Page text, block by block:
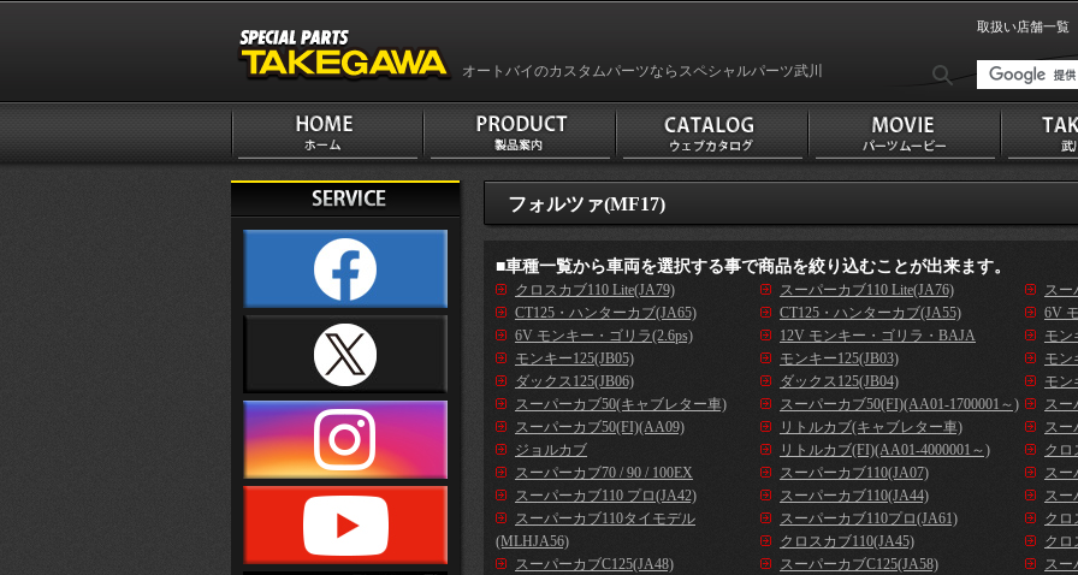
オートバイのカスタムパーツならスペシャルパーツ武川
取扱い店舗一覧
フォルツァ(MF17)
■車種一覧から車両を選択する事で商品を絞り込むことが出来ます。
クロスカブ110 Lite(JA79) スーパーカブ110 Lite(JA76)
スー
CT125・ハンターカブ(JA65)
CT125・ハンターカブ(JA55)
6V
6V モンキー・ゴリラ(2.6ps)
12V モンキー・ゴリラ・BAJA
モン
モンキー125(JB05)
モンキー125(JB03)
モン
ダックス125(JB06)
ダックス125(JB04)
モン
スーパーカブ50(キャブレター車)
スーパーカブ50(FI)(AA01-1700001～)
スー
スーパーカブ50(FI)(AA09)
リトルカブ(キャブレター車)
スー
ジョルカブ
リトルカブ(FI)(AA01-4000001～)
クロ
スーパーカブ70 / 90 / 100EX
スーパーカブ110(JA07)
スー
スーパーカブ110 プロ(JA42)
スーパーカブ110(JA44)
スー
スーパーカブ110タイモデル
(MLHJA56)
スーパーカブ110プロ(JA61)
クロ
クロスカブ110(JA45)
クロ
スーパーカブC125(JA48)
スーパーカブC125(JA58)
スー